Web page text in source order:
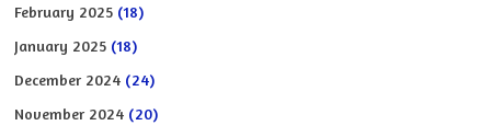
February 2025 (18)
January 2025 (18)
December 2024 (24)
November 2024 (20)